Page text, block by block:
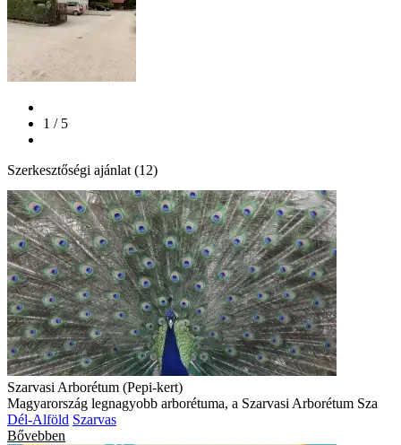
1 / 5
Szerkesztőségi ajánlat (12)
Szarvasi Arborétum (Pepi-kert)
Magyarország legnagyobb arborétuma, a Szarvasi Arborétum Sza
Dél-Alföld Szarvas
Bővebben